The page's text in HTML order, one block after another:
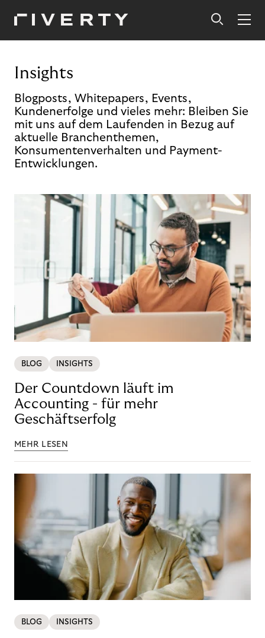
Insights
Blogposts, Whitepapers, Events,
Kundenerfolge und vieles mehr: Bleiben Sie
mit uns auf dem Laufenden in Bezug auf
aktuelle Branchenthemen,
Konsumentenverhalten und Payment-
Entwicklungen.
BLOG INSIGHTS
Der Countdown läuft im
Accounting - für mehr
Geschäftserfolg
MEHR LESEN
BLOG INSIGHTS